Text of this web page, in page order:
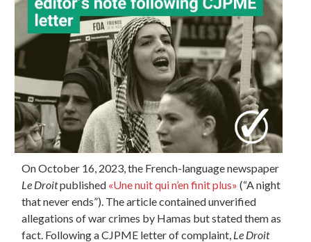
On October 16, 2023, the French-language newspaper
Le Droitpublished «Une nuit qui n’en finit plus» (“A night
that never ends”). The article contained unverified
allegations of war crimes by Hamas but stated them as
fact. Following a CJPME letter of complaint, Le Droit